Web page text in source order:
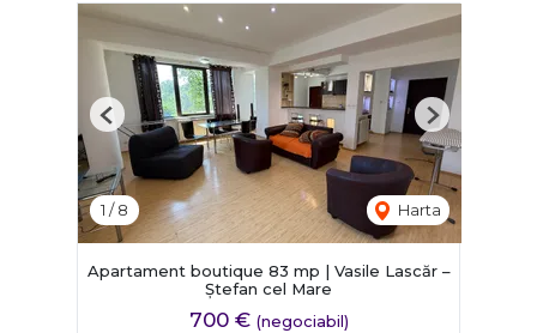
1 /8 Harta
Previous Next
Apartament boutique 83 mp | Vasile Lascăr –
Ștefan cel Mare
700 € (negociabil)